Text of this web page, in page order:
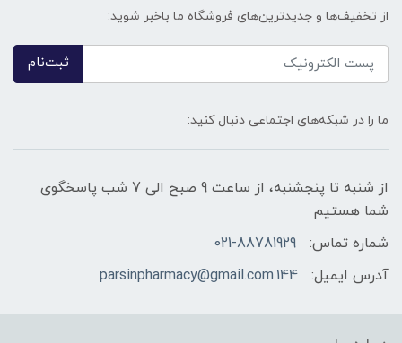
از تخفیف‌ها و جدیدترین‌های فروشگاه ما باخبر شوید:
ثبت‌نام
ما را در شبکه‌های اجتماعی دنبال کنید:
از شنبه تا پنجشنبه، از ساعت 9 صبح الی 7 شب پاسخگوی
شما هستیم
شماره تماس:
021-88781929
آدرس ایمیل:
144.parsinpharmacy@gmail.com